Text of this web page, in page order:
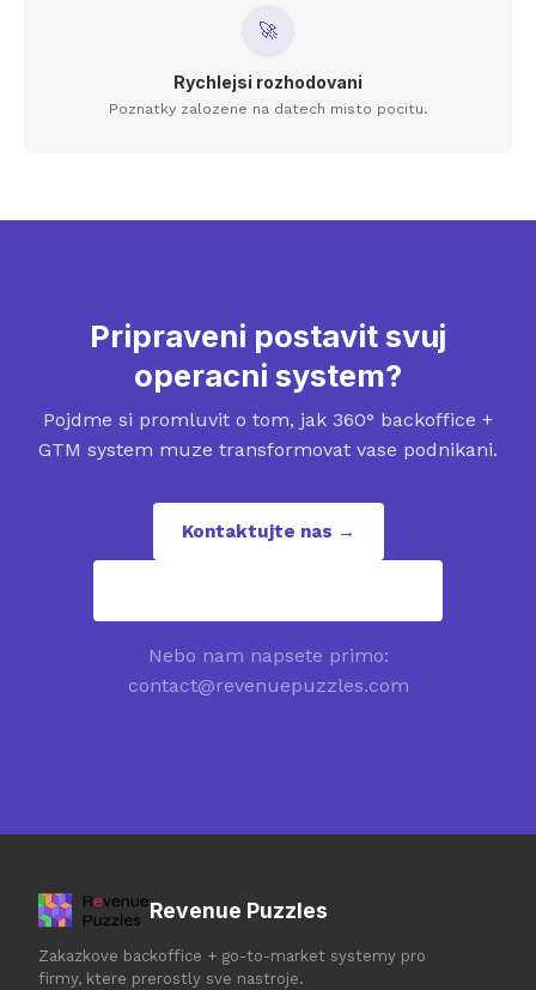
🚀
Rychlejsi rozhodovani
Poznatky zalozene na datech misto pocitu.
Pripraveni postavit svuj
operacni system?
Pojdme si promluvit o tom, jak 360° backoffice +
GTM system muze transformovat vase podnikani.
Kontaktujte nas →
Nebo nam napsete primo:
contact@revenuepuzzles.com
Revenue Puzzles
Zakazkove backoffice + go-to-market systemy pro
firmy, ktere prerostly sve nastroje.